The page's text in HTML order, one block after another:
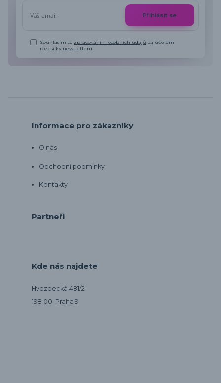
Přihlásit se
Souhlasím se zpracováním osobních údajů za účelem
rozesílky newsletteru.
Informace pro zákazníky
O nás
Obchodní podmínky
Kontakty
Partneři
Kde nás najdete
Hvozdecká 481/2
198 00 Praha 9